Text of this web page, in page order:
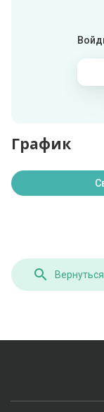
График